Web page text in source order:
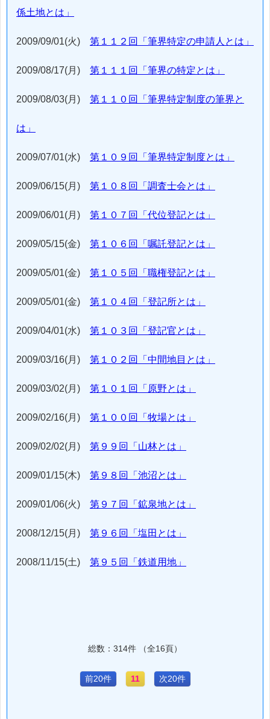
係土地とは」
2009/09/01(火) 第１１２回「筆界特定の申請人とは」
2009/08/17(月) 第１１１回「筆界の特定とは」
2009/08/03(月) 第１１０回「筆界特定制度の筆界と
は」
2009/07/01(水) 第１０９回「筆界特定制度とは」
2009/06/15(月) 第１０８回「調査士会とは」
2009/06/01(月) 第１０７回「代位登記とは」
2009/05/15(金) 第１０６回「嘱託登記とは」
2009/05/01(金) 第１０５回「職権登記とは」
2009/05/01(金) 第１０４回「登記所とは」
2009/04/01(水) 第１０３回「登記官とは」
2009/03/16(月) 第１０２回「中間地目とは」
2009/03/02(月) 第１０１回「原野とは」
2009/02/16(月) 第１００回「牧場とは」
2009/02/02(月) 第９９回「山林とは」
2009/01/15(木) 第９８回「池沼とは」
2009/01/06(火) 第９７回「鉱泉地とは」
2008/12/15(月) 第９６回「塩田とは」
2008/11/15(土) 第９５回「鉄道用地」
総数：314件 （全16頁）
前20件 11 次20件